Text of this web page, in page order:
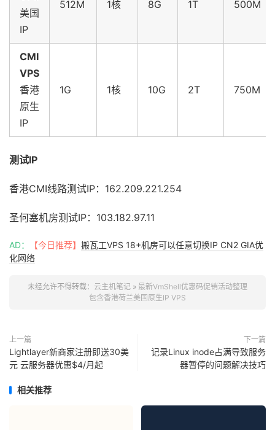
美国
IP
512M 1核 8G 1T 500M
CMI
VPS
香港
原生
IP
1G 1核 10G 2T 750M
测试IP
香港CMI线路测试IP：162.209.221.254
圣何塞机房测试IP：103.182.97.11
AD： 【今日推荐】 搬瓦工VPS 18+机房可以任意切换IP CN2 GIA优
化网络
未经允许不得转载： 云主机笔记 » 最新VmShell优惠码促销活动整理
包含香港荷兰美国原生IP VPS
上一篇
Lightlayer新商家注册即送30美
元 云服务器优惠$4/月起
下一篇
记录Linux inode占满导致服务
器暂停的问题解决技巧
相关推荐